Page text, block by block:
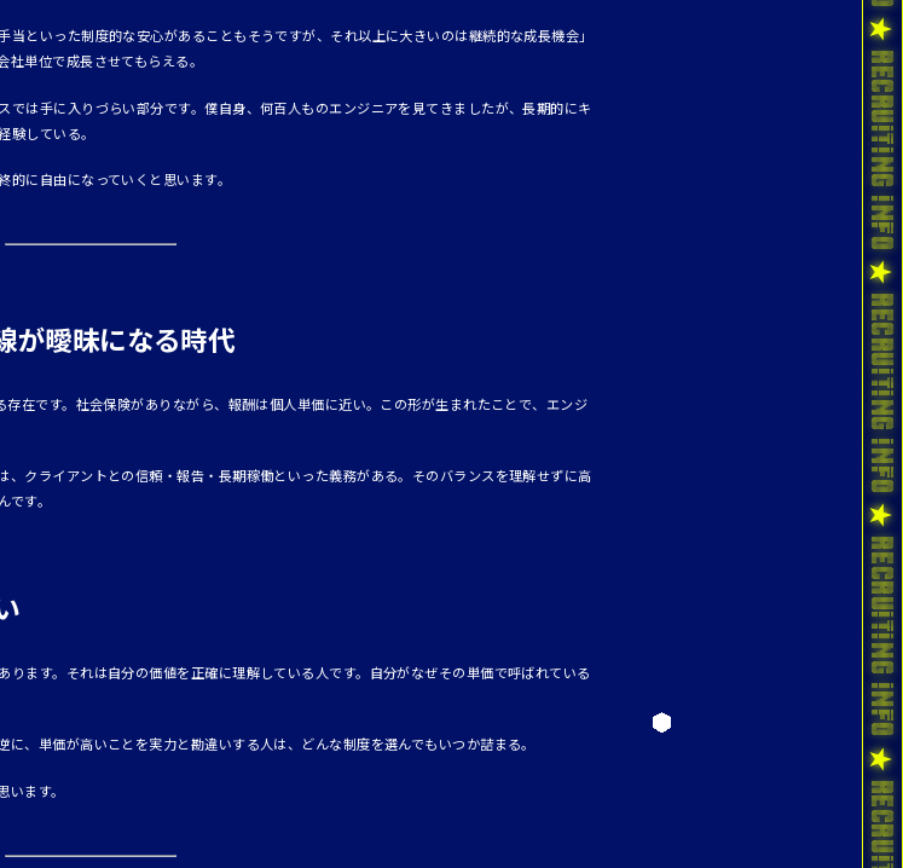
といった制度的な安心があることもそうですが、それ以上に大きいのは継続的な成長機会」
単位で成長させてもらえる。
は手に入りづらい部分です。僕自身、何百人ものエンジニアを見てきましたが、長期的にキ
している。
に自由になっていくと思います。
が曖昧になる時代
在です。社会保険がありながら、報酬は個人単価に近い。この形が生まれたことで、エンジ
クライアントとの信頼・報告・長期稼働といった義務がある。そのバランスを理解せずに高
す。
ます。それは自分の価値を正確に理解している人です。自分がなぜその単価で呼ばれている
、単価が高いことを実力と勘違いする人は、どんな制度を選んでもいつか詰まる。
ます。